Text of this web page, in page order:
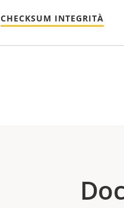
CHECKSUM INTEGRITÀ